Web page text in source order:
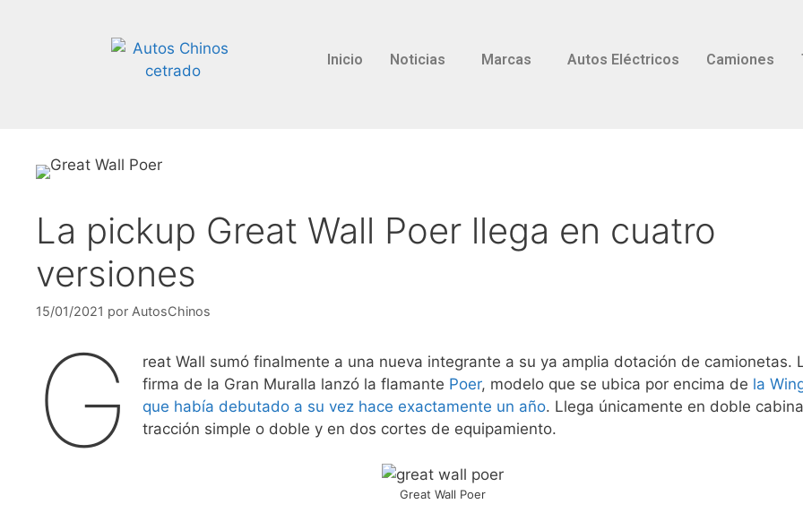
Inicio Noticias Marcas Autos Eléctricos Camiones
La pickup Great Wall Poer llega en cuatro
versiones
15/01/2021 por AutosChinos
G
reat Wall sumó finalmente a una nueva integrante a su ya amplia dotación de camionetas.
firma de la Gran Muralla lanzó la flamante Poer, modelo que se ubica por encima de la
que había debutado a su vez hace exactamente un año. Llega únicamente en doble
tracción simple o doble y en dos cortes de equipamiento.
Great Wall Poer